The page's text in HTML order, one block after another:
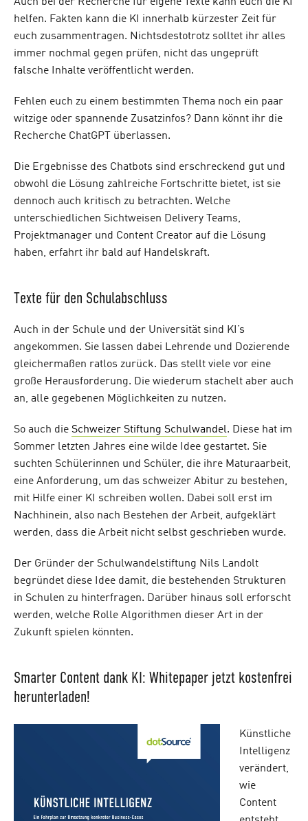
Auch bei der Recherche für eigene Texte kann euch die KI
helfen. Fakten kann die KI innerhalb kürzester Zeit für
euch zusammentragen. Nichtsdestotrotz solltet ihr alles
immer nochmal gegen prüfen, nicht das ungeprüft
falsche Inhalte veröffentlicht werden.
Fehlen euch zu einem bestimmten Thema noch ein paar
witzige oder spannende Zusatzinfos? Dann könnt ihr die
Recherche ChatGPT überlassen.
Die Ergebnisse des Chatbots sind erschreckend gut und
obwohl die Lösung zahlreiche Fortschritte bietet, ist sie
dennoch auch kritisch zu betrachten. Welche
unterschiedlichen Sichtweisen Delivery Teams,
Projektmanager und Content Creator auf die Lösung
haben, erfahrt ihr bald auf Handelskraft.
Texte für den Schulabschluss
Auch in der Schule und der Universität sind KI’s
angekommen. Sie lassen dabei Lehrende und Dozierende
gleichermaßen ratlos zurück. Das stellt viele vor eine
große Herausforderung. Die wiederum stachelt aber auch
an, alle gegebenen Möglichkeiten zu nutzen.
So auch die Schweizer Stiftung Schulwandel. Diese hat im
Sommer letzten Jahres eine wilde Idee gestartet. Sie
suchten Schülerinnen und Schüler, die ihre Maturaarbeit,
eine Anforderung, um das schweizer Abitur zu bestehen,
mit Hilfe einer KI schreiben wollen. Dabei soll erst im
Nachhinein, also nach Bestehen der Arbeit, aufgeklärt
werden, dass die Arbeit nicht selbst geschrieben wurde.
Der Gründer der Schulwandelstiftung Nils Landolt
begründet diese Idee damit, die bestehenden Strukturen
in Schulen zu hinterfragen. Darüber hinaus soll erforscht
werden, welche Rolle Algorithmen dieser Art in der
Zukunft spielen könnten.
Smarter Content dank KI: Whitepaper jetzt kostenfrei
herunterladen!
Künstliche
Intelligenz
verändert,
wie
Content